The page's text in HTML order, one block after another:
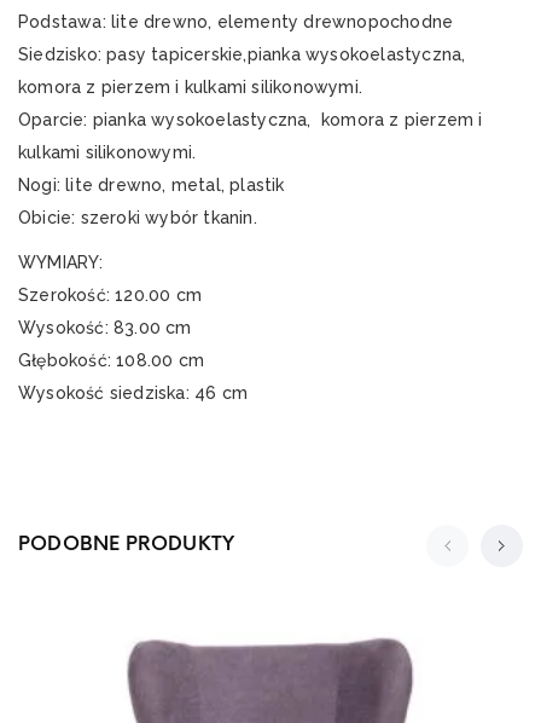
Podstawa: lite drewno, elementy drewnopochodne
Siedzisko: pasy tapicerskie,pianka wysokoelastyczna,
komora z pierzem i kulkami silikonowymi.
Oparcie: pianka wysokoelastyczna, komora z pierzem i
kulkami silikonowymi.
Nogi: lite drewno, metal, plastik
Obicie: szeroki wybór tkanin.
WYMIARY:
Szerokość: 120.00 cm
Wysokość: 83.00 cm
Głębokość: 108.00 cm
Wysokość siedziska: 46 cm
PODOBNE PRODUKTY